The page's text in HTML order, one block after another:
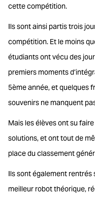
cette compétition.
Ils sont ainsi partis trois
compétition. Et le moins
étudiants ont vécu des
premiers moments
5ème année, et quelques
souvenirs ne manquent
Mais les élèves ont su
solutions, et ont tout de
place du classement
Ils sont également rentrés
meilleur robot théorique,